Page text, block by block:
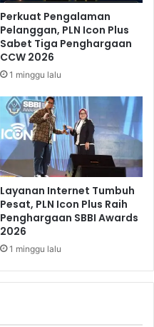
Perkuat Pengalaman
Pelanggan, PLN Icon Plus
Sabet Tiga Penghargaan
CCW 2026
1 minggu lalu
Layanan Internet Tumbuh
Pesat, PLN Icon Plus Raih
Penghargaan SBBI Awards
2026
1 minggu lalu